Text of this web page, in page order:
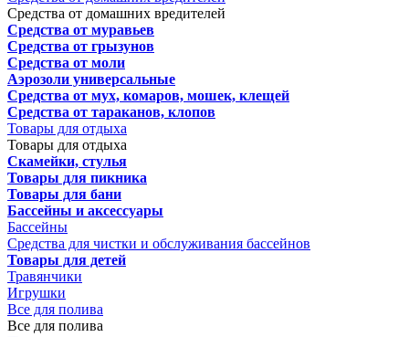
Средства от домашних вредителей
Средства от муравьев
Средства от грызунов
Средства от моли
Аэрозоли универсальные
Средства от мух, комаров, мошек, клещей
Средства от тараканов, клопов
Товары для отдыха
Товары для отдыха
Скамейки, стулья
Товары для пикника
Товары для бани
Бассейны и аксессуары
Бассейны
Средства для чистки и обслуживания бассейнов
Товары для детей
Травянчики
Игрушки
Все для полива
Все для полива